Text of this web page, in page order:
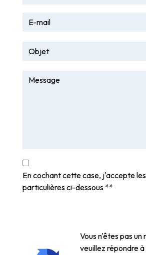
En cochant cette case, j'accepte
particulières ci-dessous **
Vous n'êtes pas un
veuillez répondre